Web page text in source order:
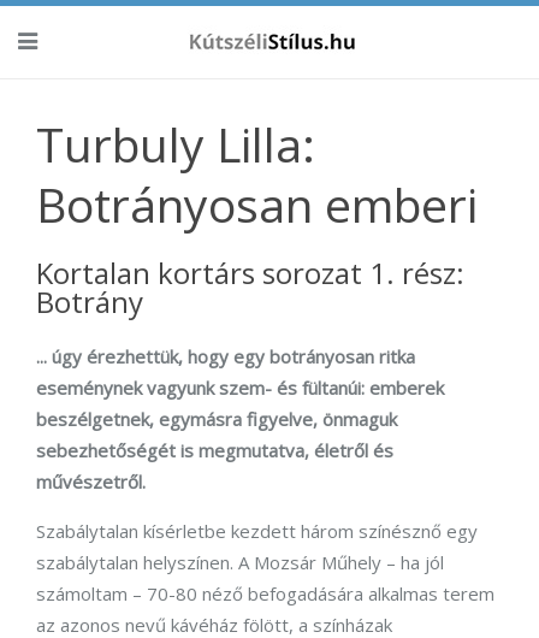
Turbuly Lilla:
Botrányosan emberi
Kortalan kortárs sorozat 1. rész:
Botrány
... úgy érezhettük, hogy egy botrányosan ritka
eseménynek vagyunk szem- és fültanúi: emberek
beszélgetnek, egymásra figyelve, önmaguk
sebezhetőségét is megmutatva, életről és
művészetről.
Szabálytalan kísérletbe kezdett három színésznő egy
szabálytalan helyszínen. A Mozsár Műhely – ha jól
számoltam – 70-80 néző befogadására alkalmas terem
az azonos nevű kávéház fölött, a színházak